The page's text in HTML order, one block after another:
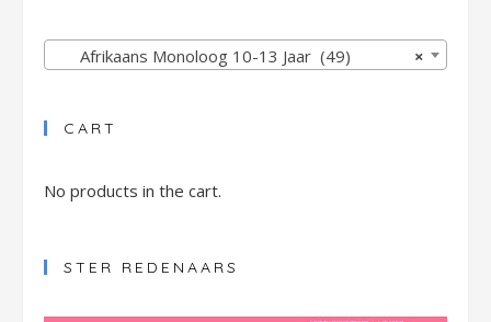
×
Afrikaans Monoloog 10-13 Jaar (49)
CART
No products in the cart.
STER REDENAARS